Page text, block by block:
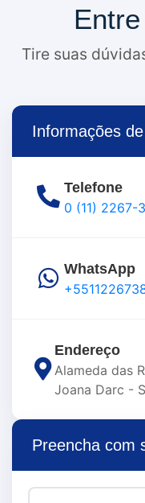
Tire suas
Informações
Telefone
0 (11) 2267-
WhatsApp
Endereço
Alameda das
Joana Darc -
Preencha com